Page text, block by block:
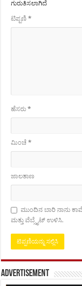
ಗುರುತಿಸಲಾಗಿದೆ
ಟಿಪ್ಪಣಿ*
ಹೆಸರು*
ಮಿಂಚೆ*
ಜಾಲತಾಣ
ಮುಂದಿನ ಬಾರಿ ನಾನು
ಮತ್ತು ವೆಬ್ಸೈಟ್ ಉಳಿಸಿ.
Advertisement